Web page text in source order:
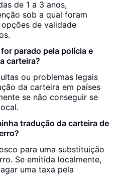
de 1 a 3 anos,
sob a qual foram
de validade
parado pela polícia e
carteira?
ou problemas legais
da carteira em países
se não conseguir se
tradução da carteira de
para uma substituição
Se emitida localmente,
uma taxa pela